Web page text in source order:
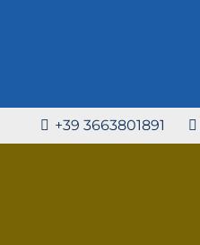
+39 3663801891